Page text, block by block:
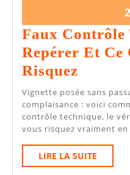
Faux Contrôle
Repérer Et Ce
Risquez
:
Le
Repérer
Vignette posée sans passage, contrôle de
complaisance : voici
contrôle technique, le
vous risquez vraiment en
LIRE LA SUITE
LA